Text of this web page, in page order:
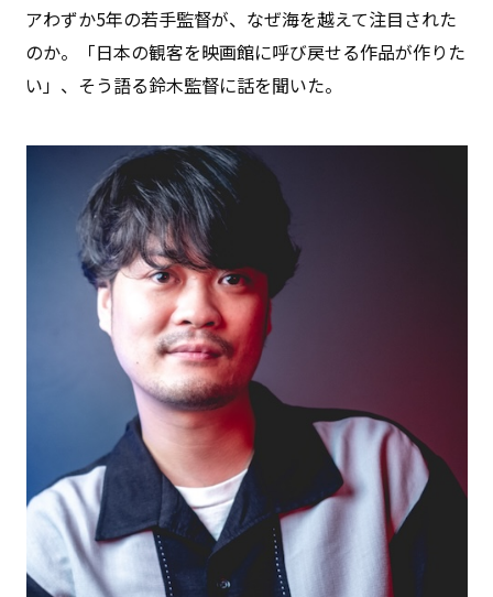
アわずか5年の若手監督が、なぜ海を越えて注目された
のか。「日本の観客を映画館に呼び戻せる作品が作りた
い」、そう語る鈴木監督に話を聞いた。